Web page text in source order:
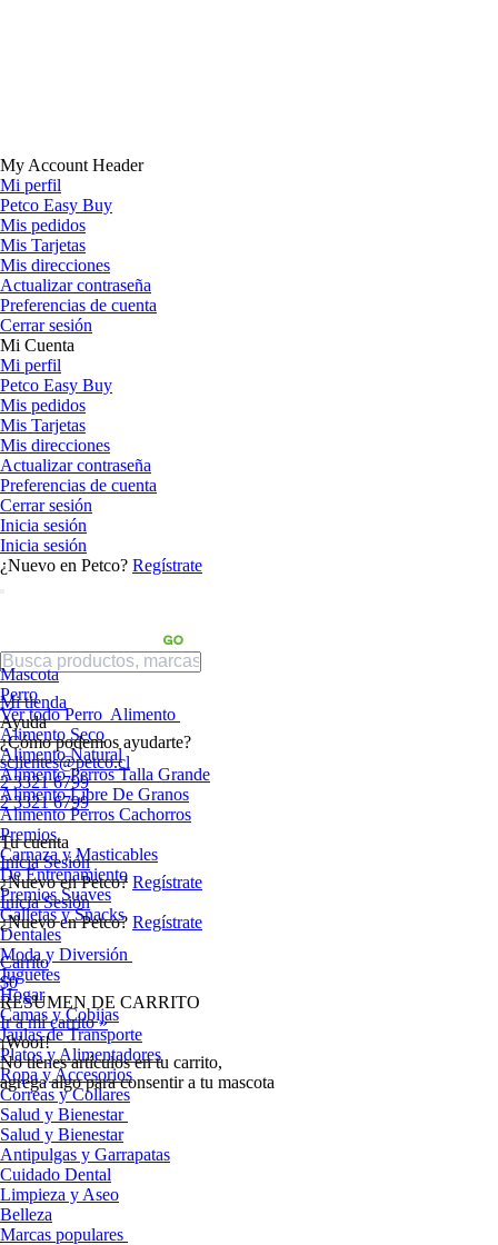
My Account Header
Mi perfil
Petco Easy Buy
Mis pedidos
Mis Tarjetas
Mis direcciones
Actualizar contraseña
Preferencias de cuenta
Cerrar sesión
Mi Cuenta
Mi perfil
Petco Easy Buy
Mis pedidos
Mis Tarjetas
Mis direcciones
Actualizar contraseña
Preferencias de cuenta
Cerrar sesión
Inicia sesión
Inicia sesión
¿Nuevo en Petco? Regístrate
Mi tienda
Ayuda
¿Cómo podemos ayudarte?
sclientes@petco.cl
2 3321 6799
2 3321 6799
Tu cuenta
Inicia Sesión
¿Nuevo en Petco? Regístrate
Inicia Sesión
¿Nuevo en Petco? Regístrate
Carrito
$0
RESUMEN DE CARRITO
Ir a mi carrito »
¡Woof!
No tíenes artículos en tu carrito,
agrega algo para consentir a tu mascota
Mascota
Perro
Ver todo Perro Alimento
Alimento Seco
Alimento Natural
Alimento Perros Talla Grande
Alimento Libre De Granos
Alimento Perros Cachorros
Premios
Carnaza y Masticables
De Entrenamiento
Premios Suaves
Galletas y Snacks
Dentales
Moda y Diversión
Juguetes
Hogar
Camas y Cobijas
Jaulas de Transporte
Platos y Alimentadores
Ropa y Accesorios
Correas y Collares
Salud y Bienestar
Salud y Bienestar
Antipulgas y Garrapatas
Cuidado Dental
Limpieza y Aseo
Belleza
Marcas populares